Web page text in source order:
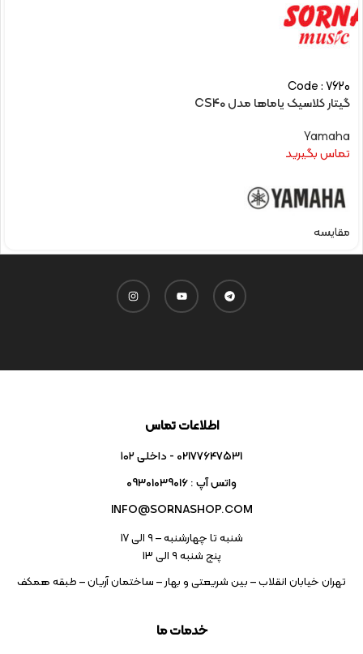
Code : 7620
گیتار کلاسیک یاماها مدل CS40
Yamaha
تماس بگیرید
مقایسه
خدمات ما
اطلاعات تماس
02177647531 - داخلی ۱۰۲
واتس آپ : 09301039016
INFO@SORNASHOP.COM
شنبه تا چهارشنبه – ۹ الی 17
پنج شنبه ۹ الی 13
تهران خیابان انقلاب – بین شریعتی و بهار – ساختمان آریان – طبقه همکف